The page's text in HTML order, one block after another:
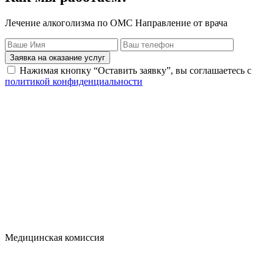
Лечение алкоголизма по ОМС Направление от врача
Заявка на оказание услуг
Нажимая кнопку “Оставить заявку”, вы соглашаетесь с
политикой конфиденциальности
Медицинская комиссия